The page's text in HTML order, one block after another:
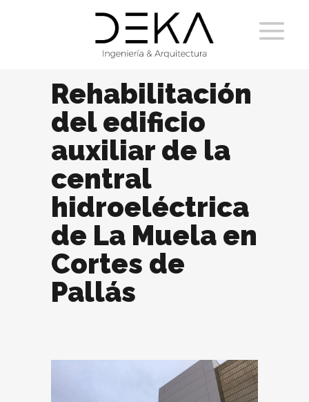
Rehabilitación
del edificio
auxiliar de la
central
hidroeléctrica
de La Muela en
Cortes de
Pallás